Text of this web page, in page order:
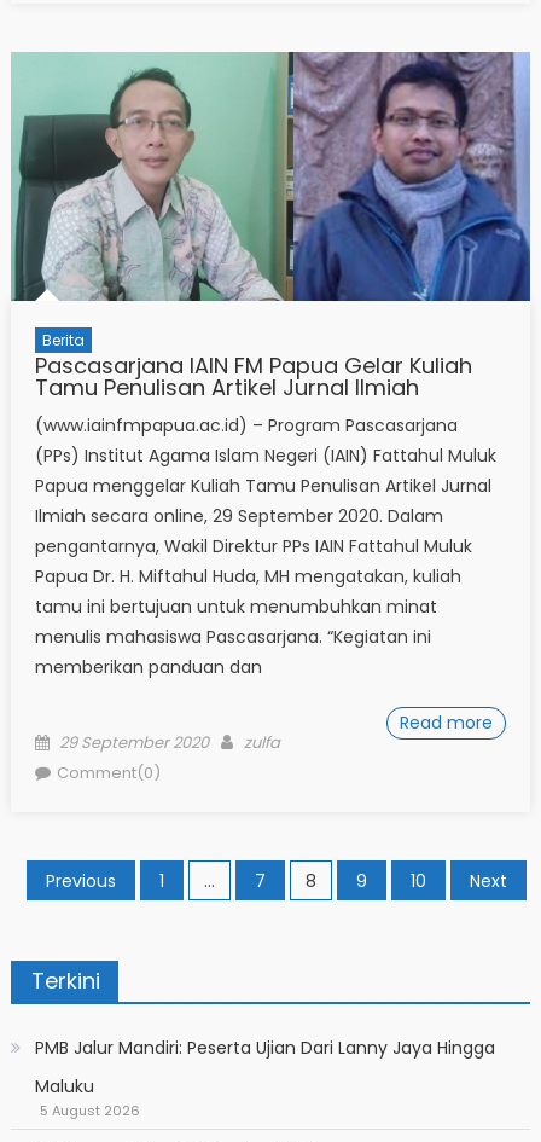
Berita
Pascasarjana IAIN FM Papua Gelar Kuliah
Tamu Penulisan Artikel Jurnal Ilmiah
(www.iainfmpapua.ac.id) – Program Pascasarjana
(PPs) Institut Agama Islam Negeri (IAIN) Fattahul Muluk
Papua menggelar Kuliah Tamu Penulisan Artikel Jurnal
Ilmiah secara online, 29 September 2020. Dalam
pengantarnya, Wakil Direktur PPs IAIN Fattahul Muluk
Papua Dr. H. Miftahul Huda, MH mengatakan, kuliah
tamu ini bertujuan untuk menumbuhkan minat
menulis mahasiswa Pascasarjana. “Kegiatan ini
memberikan panduan dan
Read more
Posted
on
29 September 2020 Author
zulfa
Comment(0)
Posts
pagination
Previous 1 … 7 8 9 10 Next
Terkini
PMB Jalur Mandiri: Peserta Ujian Dari Lanny Jaya Hingga
Maluku
5 August 2026